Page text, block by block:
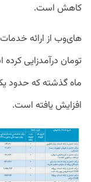
کاهش است.
تومان درآمدزایی
افزایش یافته است.